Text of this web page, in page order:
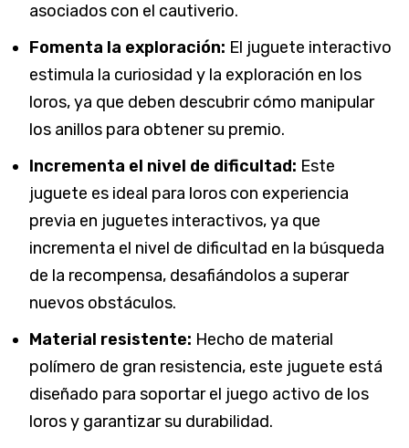
asociados con el cautiverio.
Fomenta la exploración: El juguete interactivo
estimula la curiosidad y la exploración en los
loros, ya que deben descubrir cómo manipular
los anillos para obtener su premio.
Incrementa el nivel de dificultad: Este
juguete es ideal para loros con experiencia
previa en juguetes interactivos, ya que
incrementa el nivel de dificultad en la búsqueda
de la recompensa, desafiándolos a superar
nuevos obstáculos.
Material resistente: Hecho de material
polímero de gran resistencia, este juguete está
diseñado para soportar el juego activo de los
loros y garantizar su durabilidad.